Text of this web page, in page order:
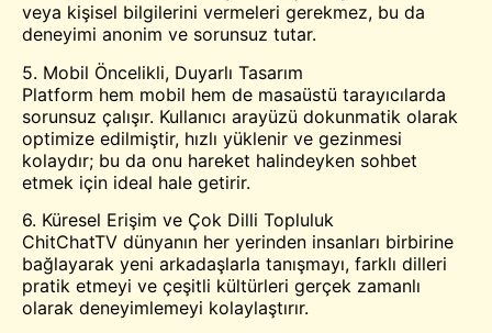
veya kişisel bilgilerini vermeleri gerekmez, bu da
deneyimi anonim ve sorunsuz tutar.
5. Mobil Öncelikli, Duyarlı Tasarım
Platform hem mobil hem de masaüstü tarayıcılarda
sorunsuz çalışır. Kullanıcı arayüzü dokunmatik olarak
optimize edilmiştir, hızlı yüklenir ve gezinmesi
kolaydır; bu da onu hareket halindeyken sohbet
etmek için ideal hale getirir.
6. Küresel Erişim ve Çok Dilli Topluluk
ChitChatTV dünyanın her yerinden insanları birbirine
bağlayarak yeni arkadaşlarla tanışmayı, farklı dilleri
pratik etmeyi ve çeşitli kültürleri gerçek zamanlı
olarak deneyimlemeyi kolaylaştırır.